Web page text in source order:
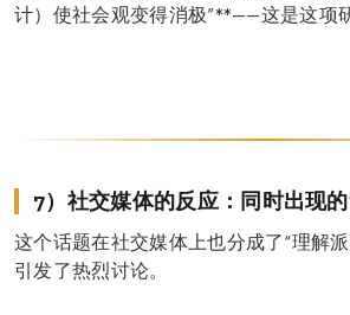
计）使社会观变得消极”**——这是这项
7）社交媒体的反应：同时出现
这个话题在社交媒体上也分成了“理解派
引发了热烈讨论。